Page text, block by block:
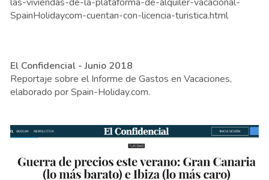
SpainHolidaycom-cuentan-con-licencia-turistica.html
El Confidencial - Junio 2018
Reportaje sobre el Informe de Gastos en Vacaciones,
elaborado por Spain-Holiday.com.